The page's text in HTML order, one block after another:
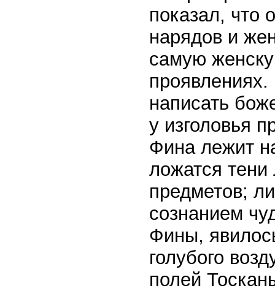
показал, что
нарядов и
самую
написать
у изголовья
Фина лежит
ложатся
предметов;
сознанием
Фины,
голубого
полей